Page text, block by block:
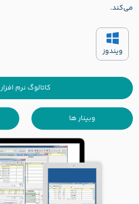
می‌کند.
ویندوز
کاتالوگ نرم افزار
وبینار ها